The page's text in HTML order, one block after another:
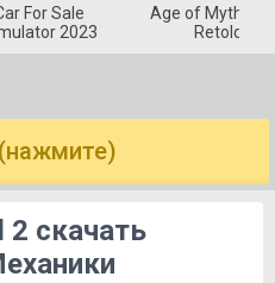
For Sale
2023
Age of
Retold
2 скачать